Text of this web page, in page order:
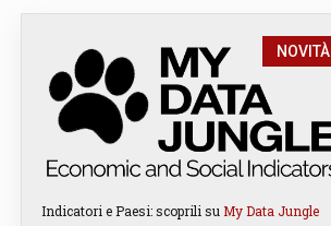
NOVITÀ
Indicatori e Paesi: scoprili su My Data Jungle